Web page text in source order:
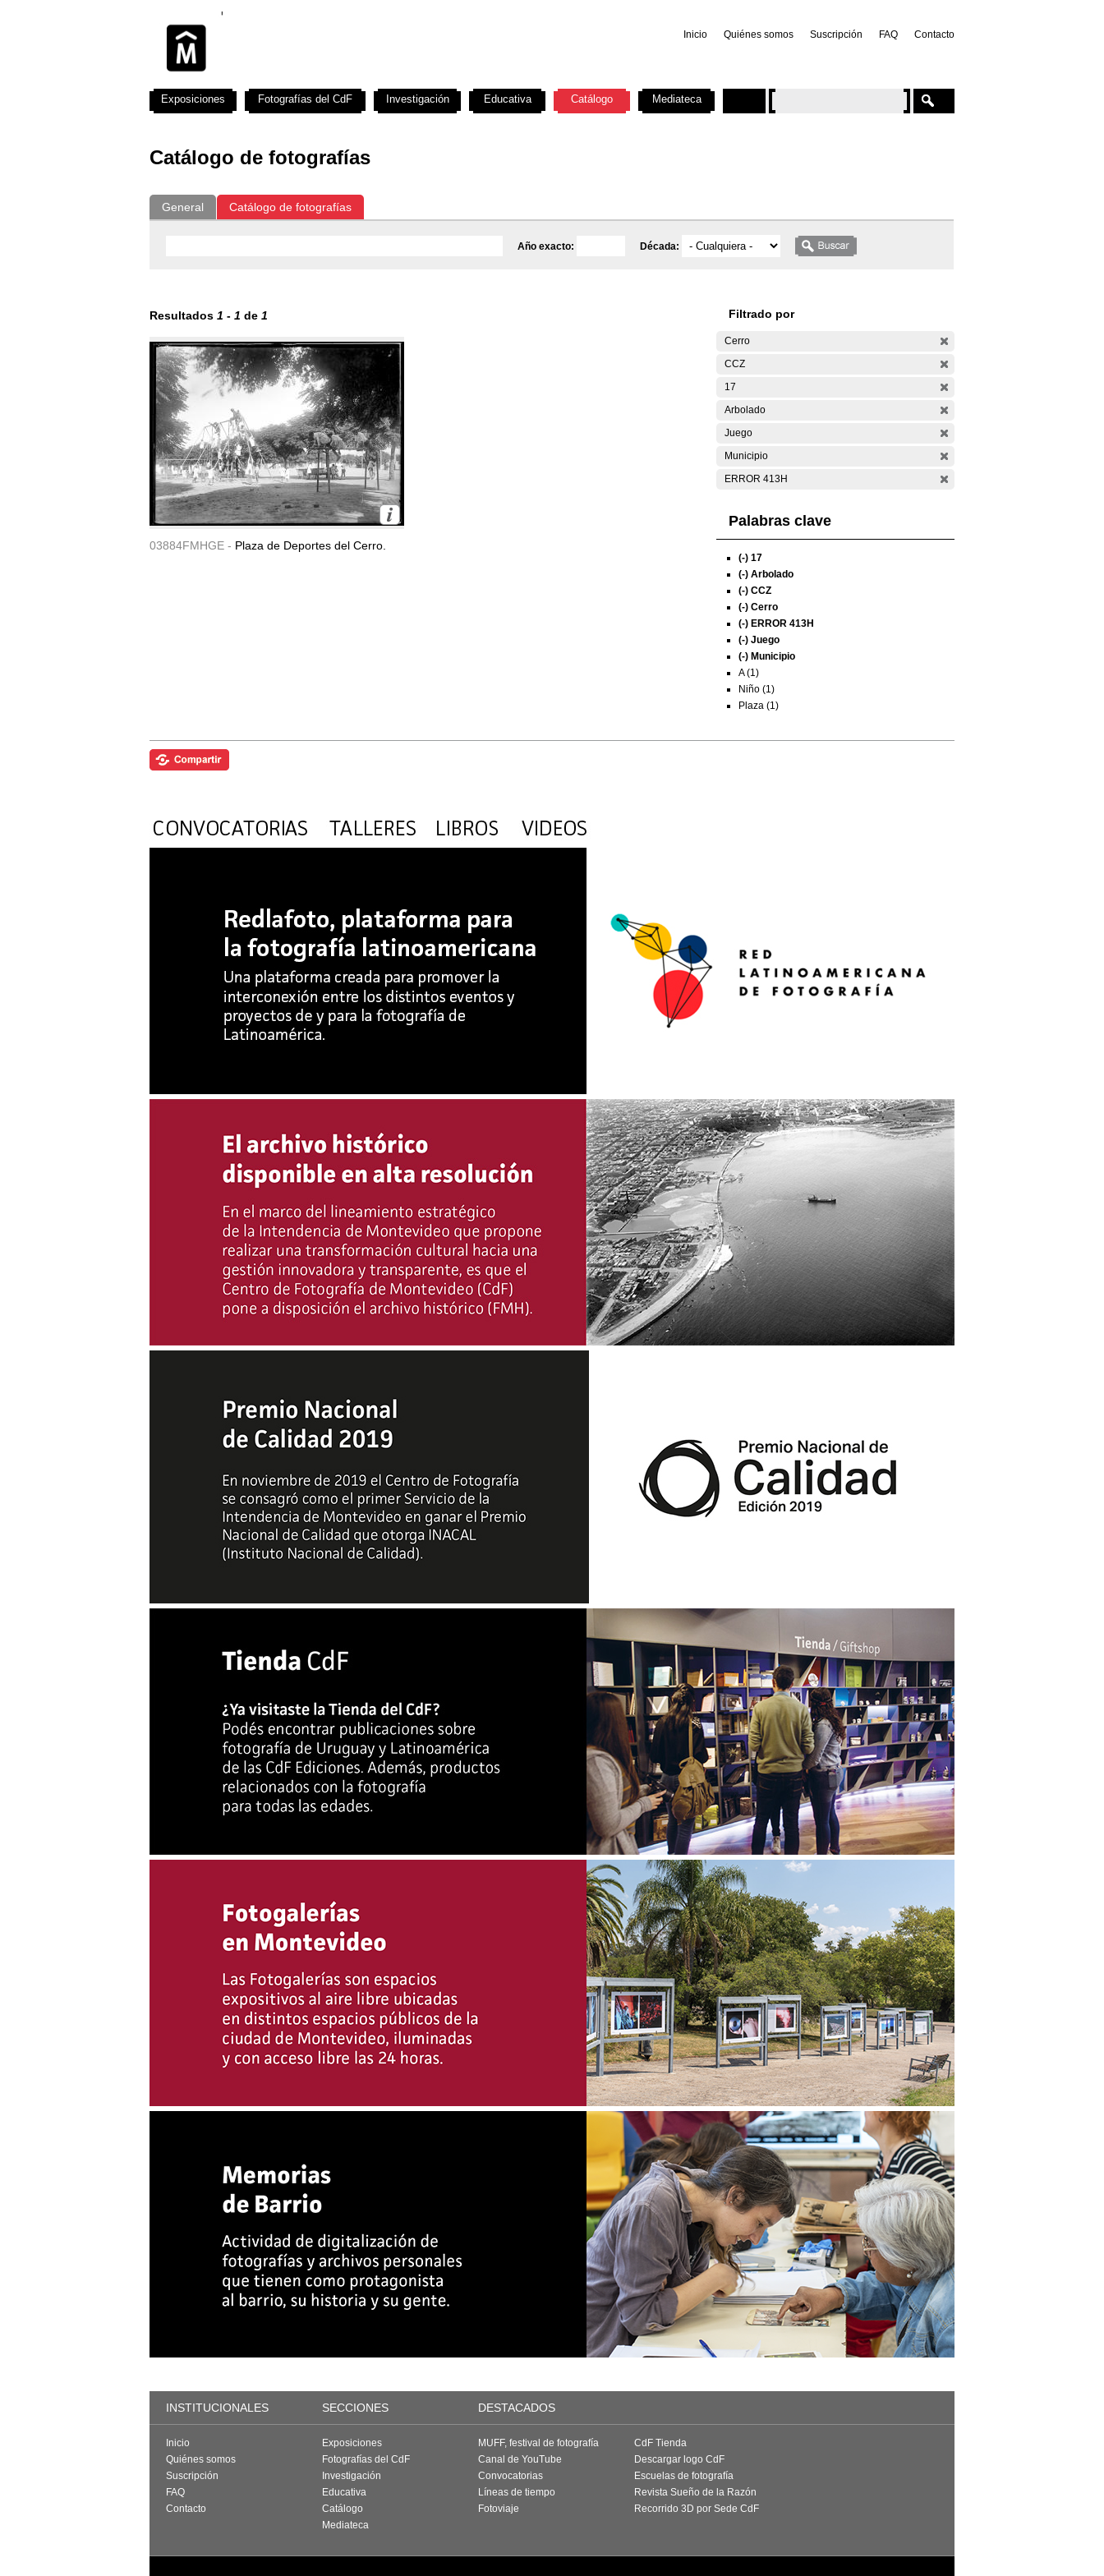
Inicio Quiénes somos Suscripción FAQ Contacto
Catálogo de fotografías
General Catálogo de fotografías
Año exacto: Década:
Resultados 1 - 1 de 1
03884FMHGE - Plaza de Deportes del Cerro.
Filtrado por
Cerro
CCZ
17
Arbolado
Juego
Municipio
ERROR 413H
Palabras clave
(-) 17
(-) Arbolado
(-) CCZ
(-) Cerro
(-) ERROR 413H
(-) Juego
(-) Municipio
A (1)
Niño (1)
Plaza (1)
Exposiciones Fotografías del CdF Investigación Educativa Catálogo Mediateca
INSTITUCIONALES SECCIONES DESTACADOS
Inicio
Quiénes somos
Suscripción
FAQ
Contacto
Exposiciones
Fotografías del CdF
Investigación
Educativa
Catálogo
Mediateca
MUFF, festival de fotografía
Canal de YouTube
Convocatorias
Líneas de tiempo
Fotoviaje
CdF Tienda
Descargar logo CdF
Escuelas de fotografía
Revista Sueño de la Razón
Recorrido 3D por Sede CdF